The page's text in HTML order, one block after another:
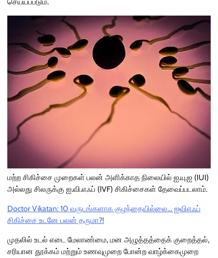
செய்யப்படும்.
மற்ற சிகிச்சை முறைகள் பலன் அளிக்காத நிலையில் ஐ.யு.ஐ (IUI)
அல்லது சிலருக்கு ஐ.வி.எஃப் (IVF) சிகிச்சைகள் தேவைப்படலாம்.
Doctor Vikatan: 10 வருடங்களாக குழந்தையில்லை… ஐவிஎஃப்
சிகிச்சை உடனே பலன் தருமா?!
முதலில் உடல் எடை மேலாண்மை, மன அழுத்தத்தைக் குறைத்தல்,
சரியான தூக்கம் மற்றும் உணவுமுறை போன்ற வாழ்க்கைமுறை